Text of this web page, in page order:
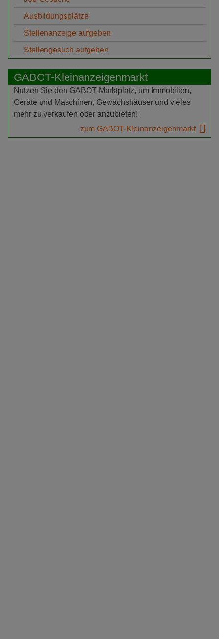
Ausbildungsplätze
Stellenanzeige aufgeben
Stellengesuch aufgeben
GABOT-Kleinanzeigenmarkt
Nutzen Sie den GABOT-Marktplatz, um Immobilien,
Geräte und Maschinen, Gewächshäuser und vieles
mehr zu verkaufen oder anzubieten!
zum GABOT-Kleinanzeigenmarkt